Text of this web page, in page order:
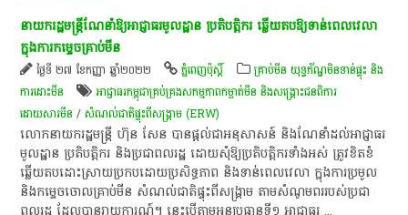
នាយក​រដ្ឋមន្ត្រី​ណែនាំ​ឱ្យ​អាជ្ញាធរ​មូលដ្ឋាន ​ប្រតិបត្តិ​ករ ឆ្លើយតប​ឱ្យទាន់​ពេលវេលា​
ក្នុង​ការកម្ទេច​គ្រាប់មីន
ថ្ងៃទី ២៧ ខែកញ្ញា ឆ្នាំ២០២២ ភ្នំពេញប៉ុស្តិ៍
គ្រាប់មីន យុទ្ធភ័ណ្ឌមិនទាន់ផ្ទុះ និង
ការដោះមីន
អាជ្ញាធរកម្ពុជាគ្រប់គ្រងសកម្មភាពកម្ចាត់មីន និងសង្គ្រោះជនពិការ
ដោយសារមីន /សំណល់ជាតិផ្ទុះពីសង្គ្រាម (ERW)
លោកនាយក​រដ្ឋមន្ត្រី​ ហ៊ុន សែន បានផ្តល់​ជា​អនុសាសន៍ និង​ណែនាំ​ដល់​អាជ្ញាធរ​
មូលដ្ឋាន ​ប្រតិបត្តិ​ករ ​និងប្រជាពលរដ្ឋ​ ដោយ​សុំឱ្យ​ប្រតិបត្តិ​ករ​ទាំងអស់ ​ត្រូវខិតខំ​
ឆ្លើយតប​ដោះស្រាយ​ប្រកបដោយ​ប្រសិទ្ធភាព ​និង​ទាន់ពេលវេលា ក្នុងការ​ប្រមូល ​
និង​កម្ទេចចោល​គ្រាប់មីន​ សំណល់​ជាតិ​ផ្ទុះ​ពី​សង្គ្រាម ​តាម​សំណូមពរ​របស់​ប្រជា